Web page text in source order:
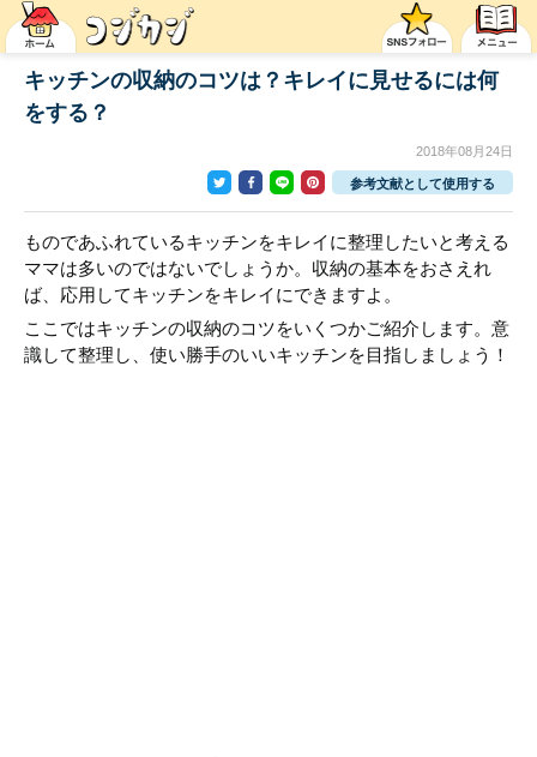
キッチンの収納のコツは？キレイに見せるには何
をする？
2018年08月24日
参考文献として使用する
ものであふれているキッチンをキレイに整理したいと考える
ママは多いのではないでしょうか。収納の基本をおさえれ
ば、応用してキッチンをキレイにできますよ。
ここではキッチンの収納のコツをいくつかご紹介します。意
識して整理し、使い勝手のいいキッチンを目指しましょう！